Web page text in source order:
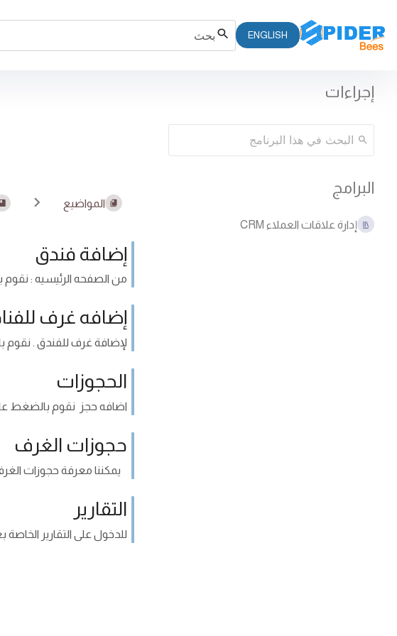
ENGLISH
البرامج
إدارة علاقات العملاء CRM
المواضيع
إضافة فندق
من الصفحه الرئيسيه :
إضافه غرف
لإضافة غرف للفندق . نقوم
الحجوزات
اضافه حجز نقوم بالضغط
حجوزات الغرف
يمكننا معرفة حجوزات
التقارير
للدخول على التقارير
إجراءات